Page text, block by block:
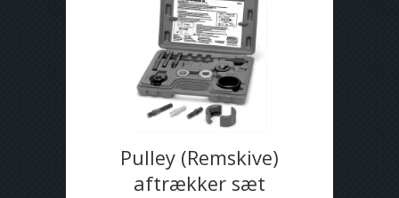
Pulley (Remskive)
aftrækker sæt